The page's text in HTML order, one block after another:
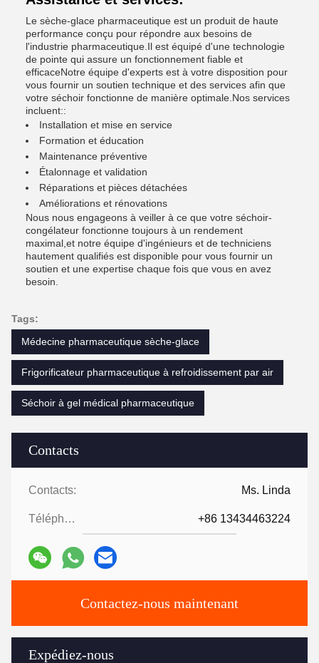
Contacts
Contacts: Ms. Linda
Téléphone: +86 13434463224
Contactez-nous maintenant
Expédiez-nous
Le sèche-glace pharmaceutique est un produit de haute
performance conçu pour répondre aux besoins de
l'industrie pharmaceutique.Il est équipé d'une technologie
de pointe qui assure un fonctionnement fiable et
efficaceNotre équipe d'experts est à votre disposition pour
vous fournir un soutien technique et des services afin que
votre séchoir fonctionne de manière optimale.Nos services
incluent::
Installation et mise en service
Formation et éducation
Maintenance préventive
Étalonnage et validation
Réparations et pièces détachées
Améliorations et rénovations
Nous nous engageons à veiller à ce que votre séchoir-
congélateur fonctionne toujours à un rendement
maximal,et notre équipe d'ingénieurs et de techniciens
hautement qualifiés est disponible pour vous fournir un
soutien et une expertise chaque fois que vous en avez
besoin.
Tags:
Médecine pharmaceutique sèche-glace
Frigorificateur pharmaceutique à refroidissement par air
Séchoir à gel médical pharmaceutique